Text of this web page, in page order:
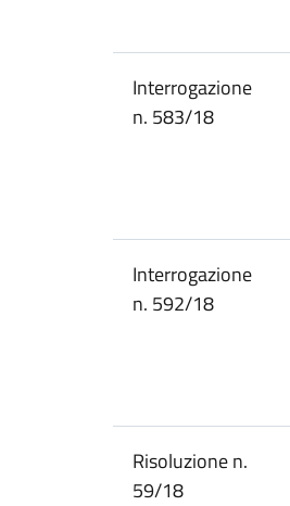
Interrogazione
n. 583/18
Interrogazione
n. 592/18
Risoluzione n.
59/18